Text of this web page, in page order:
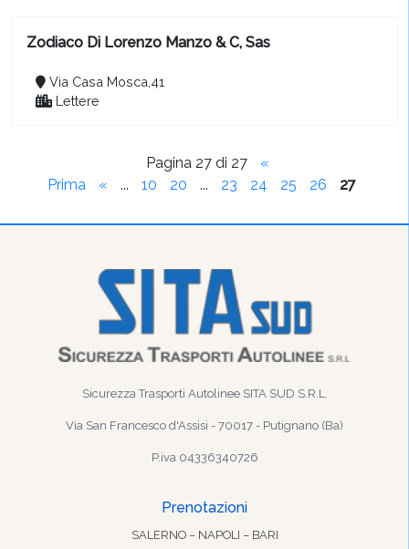
Zodiaco Di Lorenzo Manzo & C, Sas
Via Casa Mosca,41
Lettere
Pagina 27 di 27
«
Prima
« ... 10 20 ... 23 24 25 26 27
Sicurezza Trasporti Autolinee SITA SUD S.R.L.
Via San Francesco d'Assisi - 70017 - Putignano (Ba)
P.iva 04336340726
Prenotazioni
SALERNO – NAPOLI – BARI